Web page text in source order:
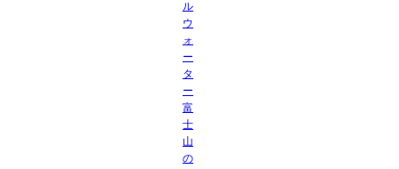
ル
ウ
ォ
ー
タ
ー
富
士
山
の